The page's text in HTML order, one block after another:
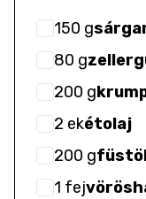
150 g
80 g
200 g
2 ekétolaj
200 g
1 fej